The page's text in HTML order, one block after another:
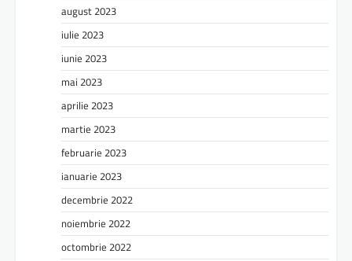
august 2023
iulie 2023
iunie 2023
mai 2023
aprilie 2023
martie 2023
februarie 2023
ianuarie 2023
decembrie 2022
noiembrie 2022
octombrie 2022